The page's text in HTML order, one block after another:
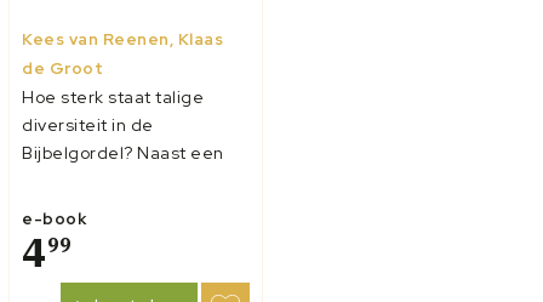
Kees van Reenen, Klaas
de Groot
Hoe sterk staat talige
diversiteit in de
Bijbelgordel? Naast een
auteurs laten
verschillende bekende én
onbekende taalgebruikers
hun licht schijnen over hun
e-book
499